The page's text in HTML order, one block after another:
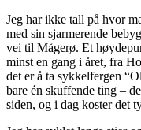
Jeg har ikke tall på hvor
med sin sjarmerende
vei til Mågerø. Et
minst en gang i året, fra
det er å ta sykkelfergen
bare én skuffende ting –
siden, og i dag koster det